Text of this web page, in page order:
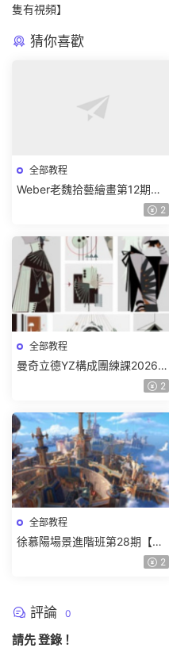
隻有視頻】
猜你喜歡
全部教程
Weber老魏拾藝繪畫第12期角
色特訓班【畫質不錯隻有視
2
全部教程
曼奇立德YZ構成團練課2026年
8月已結課【畫質高清有課件】
2
全部教程
徐慕陽場景進階班第28期【畫
2
評論 0
請先登錄 ！